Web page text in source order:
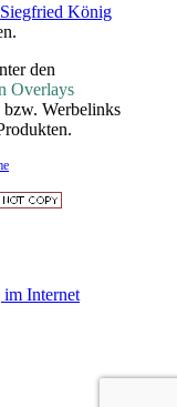
Siegfried König
den
Overlays
Werbelinks